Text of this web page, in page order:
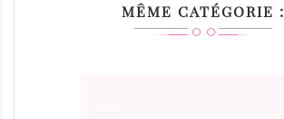
MÊME CATÉGORIE :